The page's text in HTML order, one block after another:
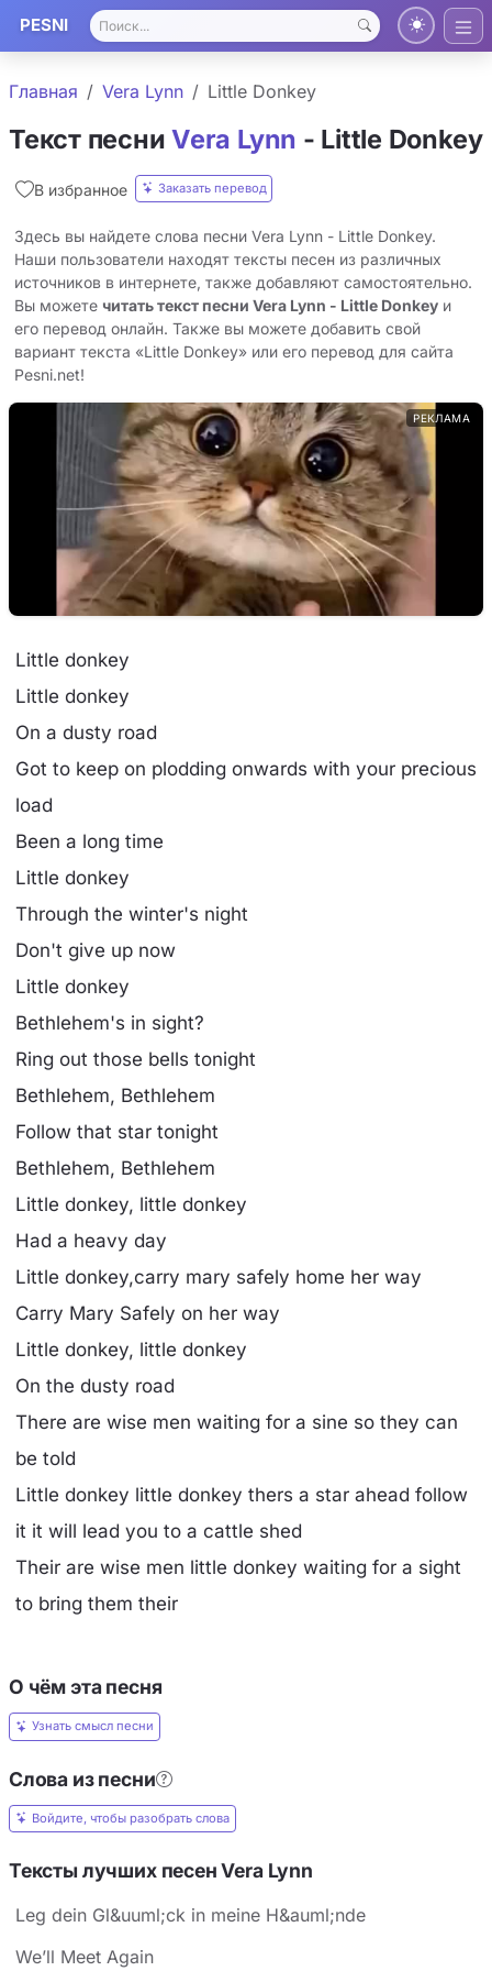
PESNI
Главная Vera Lynn Little Donkey
Текст песниVera Lynn - Little Donkey
В избранное Заказать перевод
Здесь вы найдете слова песни Vera Lynn - Little Donkey.
Наши пользователи находят тексты песен из различных
источников в интернете, также добавляют самостоятельно.
Вы можете читать текст песни Vera Lynn - Little Donkey и
его перевод онлайн. Также вы можете добавить свой
вариант текста «Little Donkey» или его перевод для сайта
Pesni.net!
РЕКЛАМА
Little donkey
Little donkey
On a dusty road
Got to keep on plodding onwards with your precious
load
Been a long time
Little donkey
Through the winter's night
Don't give up now
Little donkey
Bethlehem's in sight?
Ring out those bells tonight
Bethlehem, Bethlehem
Follow that star tonight
Bethlehem, Bethlehem
Little donkey, little donkey
Had a heavy day
Little donkey,carry mary safely home her way
Carry Mary Safely on her way
Little donkey, little donkey
On the dusty road
There are wise men waiting for a sine so they can
be told
Little donkey little donkey thers a star ahead follow
it it will lead you to a cattle shed
Their are wise men little donkey waiting for a sight
to bring them their
О чём эта песня
Узнать смысл песни
Слова из песни
Войдите, чтобы разобрать слова
Тексты лучших песен Vera Lynn
Leg dein Gl&uuml;ck in meine H&auml;nde
We’ll Meet Again